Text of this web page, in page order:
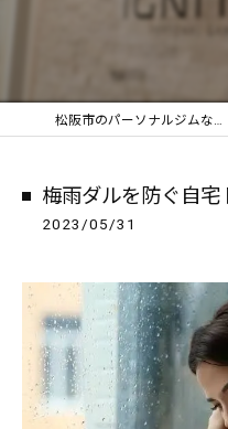
松阪市のパーソナルジムならIGNITE
梅雨ダルを防ぐ自宅
2023/05/31